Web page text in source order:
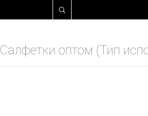
Салфетки оптом (Тип